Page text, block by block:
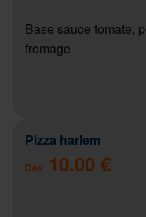
Base sauce tomate,
fromage
Pizza harlem
Dès 10.00 €